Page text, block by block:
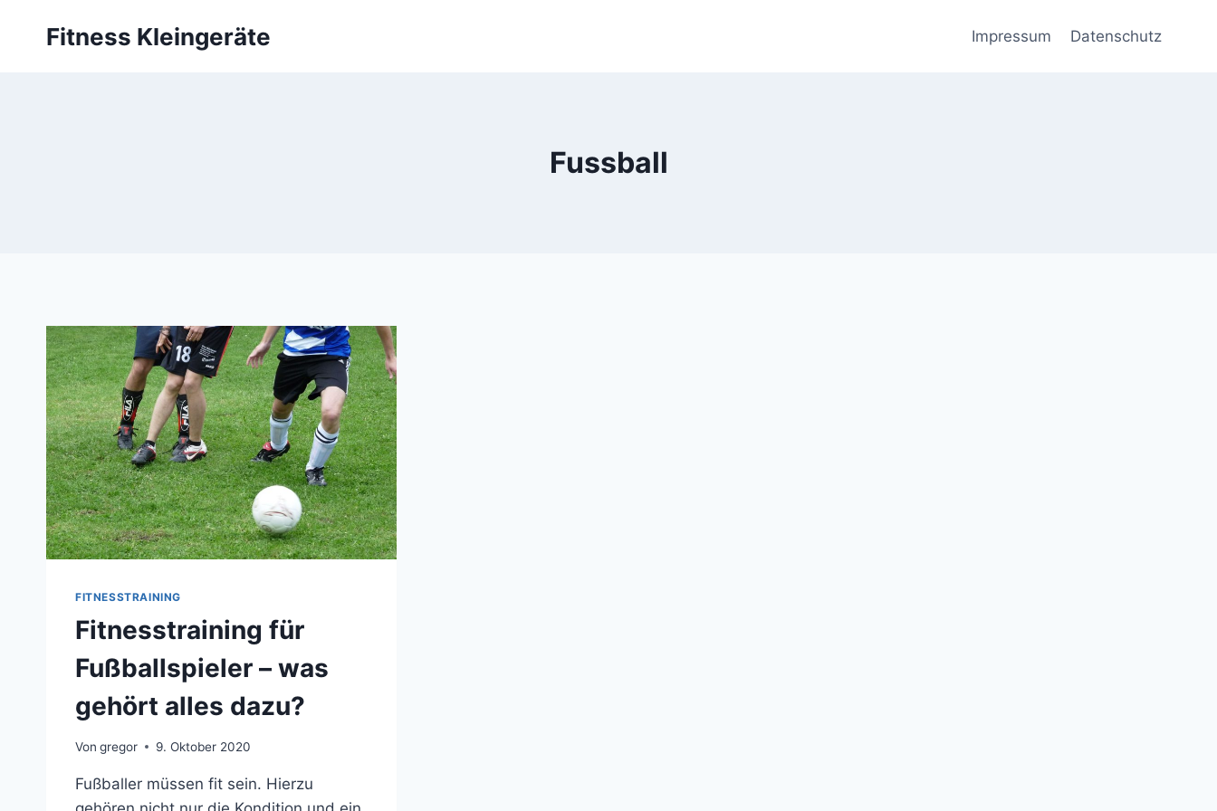
Fitness Kleingeräte Impressum Datenschutz
Fussball
FITNESSTRAINING
Fitnesstraining für
Fußballspieler – was
gehört alles dazu?
Von gregor 9. Oktober 2020
Fußballer müssen fit sein. Hierzu